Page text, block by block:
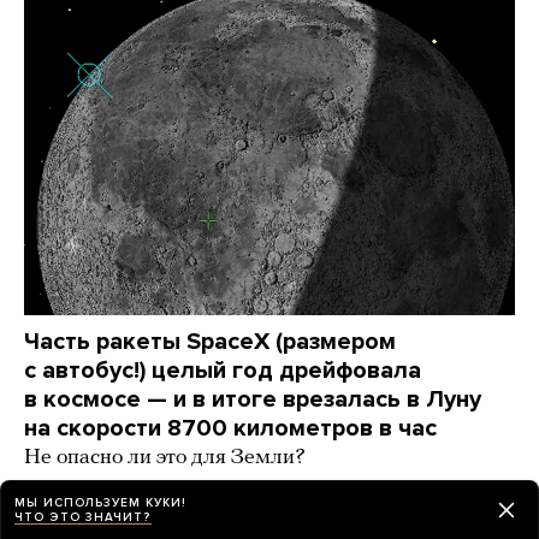
Часть ракеты SpaceX (размером
с автобус!) целый год дрейфовала
в космосе — и в итоге врезалась в Луну
на скорости 8700 километров в час
Не опасно ли это для Земли?
РАЗБОР день назад
МЫ ИСПОЛЬЗУЕМ КУКИ!
ЧТО ЭТО ЗНАЧИТ?